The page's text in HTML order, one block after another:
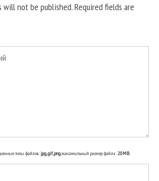
will not be published. Required fields are
типы файлов:jpg, gif, png, максимальный размер файла:20MB.